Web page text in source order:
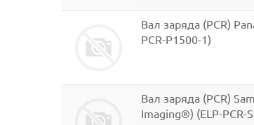
Вал заряда (PCR)
PCR-P1500-1)
Вал заряда (PCR)
Imaging®) (ELP-PCR-